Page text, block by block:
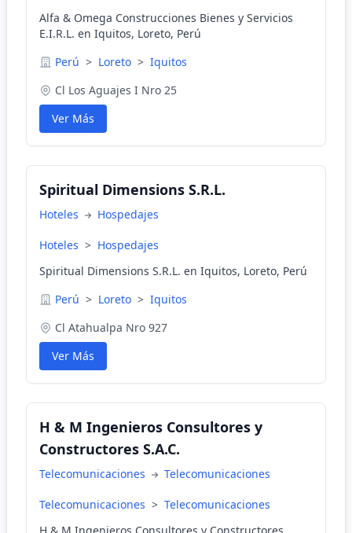
Alfa & Omega Construcciones Bienes y Servicios
E.I.R.L. en Iquitos, Loreto, Perú
Perú > Loreto > Iquitos
Cl Los Aguajes I Nro 25
Ver Más
Spiritual Dimensions S.R.L.
Hoteles Hospedajes
Hoteles > Hospedajes
Spiritual Dimensions S.R.L. en Iquitos, Loreto, Perú
Perú > Loreto > Iquitos
Cl Atahualpa Nro 927
Ver Más
H & M Ingenieros Consultores y
Constructores S.A.C.
Telecomunicaciones Telecomunicaciones
Telecomunicaciones > Telecomunicaciones